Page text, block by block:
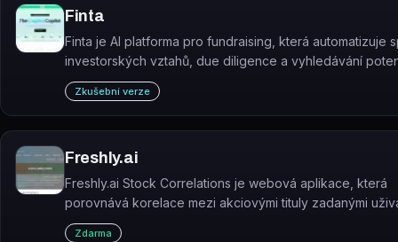
Finta
Finta je AI platforma pro fundraising, která automatizuje
investorských vztahů, due diligence a vyhledávání
investorů.
Zkušební verze
Freshly.ai
Freshly.ai Stock Correlations je webová aplikace, která
porovnává korelace mezi akciovými tituly zadanými
seřazuje je od nejvíce po nejméně korelované.
Zdarma